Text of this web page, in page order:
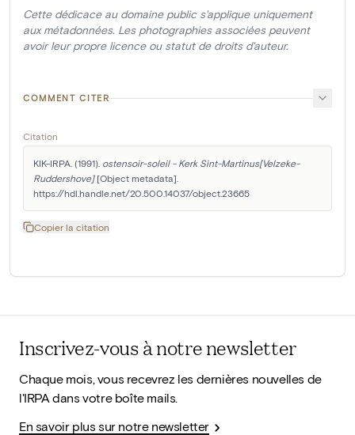
Cette dédicace au domaine public s'applique uniquement
aux métadonnées. Les photographies associées peuvent
avoir leur propre licence ou statut de droits d'auteur.
COMMENT CITER
Citation
KIK-IRPA. (1991). ostensoir-soleil - Kerk Sint-Martinus[Velzeke-
Ruddershove] [Object metadata].
https://hdl.handle.net/20.500.14037/object.23665
Copier la citation
Inscrivez-vous à notre newsletter
Chaque mois, vous recevrez les dernières nouvelles de
l'IRPA dans votre boîte mails.
En savoir plus sur notre newsletter